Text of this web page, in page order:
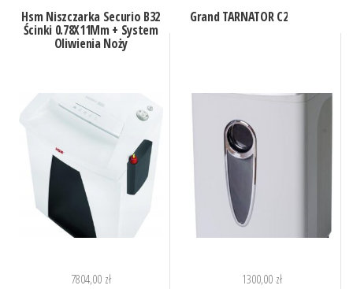
Hsm Niszczarka Securio B32
Ścinki 0.78X11Mm + System
Oliwienia Noży
7804,00 zł
Grand TARNATOR C2
1300,00 zł